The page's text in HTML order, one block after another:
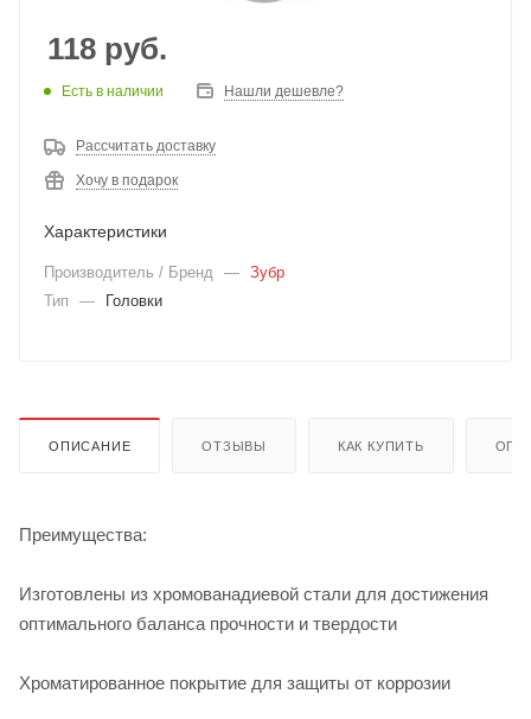
118 руб.
Есть в наличии Нашли дешевле?
Рассчитать доставку
Хочу в подарок
Характеристики
Производитель / Бренд — Зубр
Тип
— Головки
ОПИСАНИЕ ОТЗЫВЫ КАК КУПИТЬ
Преимущества:
Изготовлены из хромованадиевой стали для достижения
оптимального баланса прочности и твердости
Хроматированное покрытие для защиты от коррозии